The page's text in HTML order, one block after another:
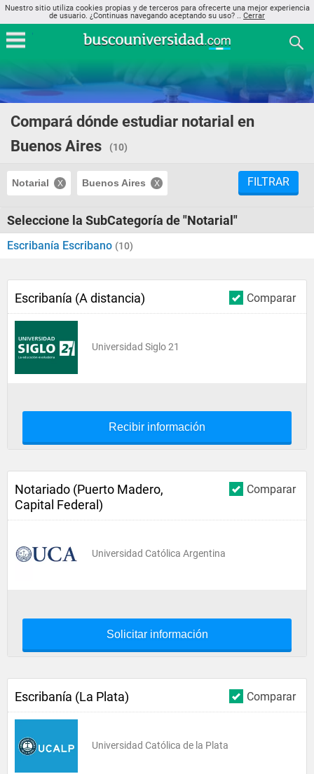
Nuestro sitio utiliza cookies propias y de terceros para ofrecerte una mejor experiencia
de usuario. ¿Continuas navegando aceptando su uso? .. Cerrar
Compará dónde estudiar notarial en
Buenos Aires
(10)
Notarial Buenos Aires FILTRAR
Seleccione la SubCategoría de "Notarial"
Escribanía Escribano (10)
Comparar
Escribanía (A distancia)
Universidad Siglo 21
Recibir información
Comparar
Notariado (Puerto Madero,
Capital Federal)
Universidad Católica Argentina
Solicitar información
Comparar
Escribanía (La Plata)
Universidad Católica de la Plata